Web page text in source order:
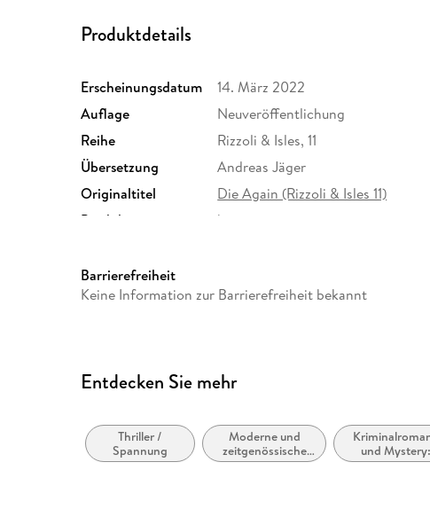
Produktdetails
Erscheinungsdatum 14. März 2022
Auflage
Neuveröffentlichung
Reihe
Rizzoli & Isles, 11
Übersetzung
Andreas Jäger
Originaltitel
Die Again (Rizzoli & Isles 11)
Produktart
kartoniert
ISBN
Barrierefreiheit
Keine Information zur Barrierefreiheit bekannt
Entdecken Sie mehr
Thriller /
Spannung
Moderne und
zeitgenössische
Belletristik:
und Mystery:
Polizeiarbeit